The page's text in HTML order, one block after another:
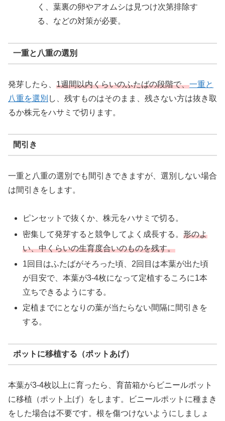
く、葉裏の卵やアオムシは見つけ次第排除す
る、などの対策が必要。
一重と八重の選別
発芽したら、 1週間以内くらいのふたばの段階で、一重と
八重を選別 し、残すものはそのまま、残さない方は抜き取
るか株元をハサミで切ります。
間引き
一重と八重の選別でも間引きできますが、選別しない場合
は間引きをします。
ピンセットで抜くか、株元をハサミで切る。
密集して発芽すると競争してよく成長する。形のよ
い、中くらいの生育度合いのものを残す。
1回目はふたばがそろった頃、2回目は本葉が出た頃
が目安で、本葉が3-4枚になって定植するころに1本
立ちできるようにする。
定植までにとなりの葉が当たらない間隔に間引きを
する。
ポットに移植する（ポットあげ）
本葉が3-4枚以上に育ったら、育苗箱からビニールポット
に移植（ポット上げ）をします。ビニールポットに種まき
をした場合は不要です。根を傷つけないようにしましょ